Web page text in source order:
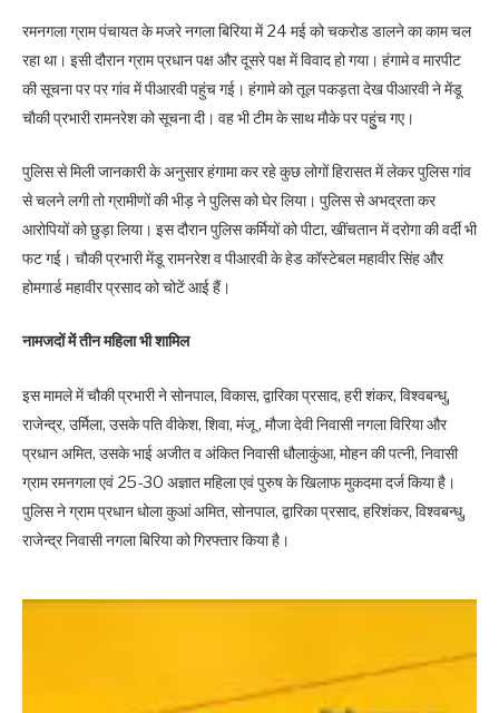
रमनगला ग्राम पंचायत के मजरे नगला बिरिया में 24 मई को चकरोड डालने का काम चल
रहा था। इसी दौरान ग्राम प्रधान पक्ष और दूसरे पक्ष में विवाद हो गया। हंगामे व मारपीट
की सूचना पर पर गांव में पीआरवी पहुंच गई। हंगामे को तूल पकड़ता देख पीआरवी ने मेंडू
चाैकी प्रभारी रामनरेश को सूचना दी। वह भी टीम के साथ माैके पर पहुुंच गए।
पुलिस से मिली जानकारी के अनुसार हंगामा कर रहे कुछ लोगों हिरासत में लेकर पुलिस गांव
से चलने लगी तो ग्रामीणों की भीड़ ने पुलिस को घेर लिया। पुलिस से अभद्रता कर
आरोपियों को छुड़ा लिया। इस दौरान पुलिस कर्मियों को पीटा, खींचतान में दरोगा की वर्दी भी
फट गई। चौकी प्रभारी मेंडू रामनरेश व पीआरवी के हेड कॉस्टेबल महावीर सिंह और
होमगार्ड महावीर प्रसाद को चोटें आई हैं।
नामजदों में तीन महिला भी शामिल
इस मामले में चौकी प्रभारी ने सोनपाल, विकास, द्वारिका प्रसाद, हरी शंकर, विश्वबन्धु,
राजेन्द्र, उर्मिला, उसके पति वीकेश, शिवा, मंजू , मौजा देवी निवासी नगला विरिया और
प्रधान अमित, उसके भाई अजीत व अंकित निवासी धौलाकुंआ, मोहन की पत्नी, निवासी
ग्राम रमनगला एवं 25-30 अज्ञात महिला एवं पुरुष के खिलाफ मुकदमा दर्ज किया है।
पुलिस ने ग्राम प्रधान धोला कुआं अमित, सोनपाल, द्वारिका प्रसाद, हरिशंकर, विश्वबन्धु,
राजेन्द्र निवासी नगला बिरिया को गिरफ्तार किया है।